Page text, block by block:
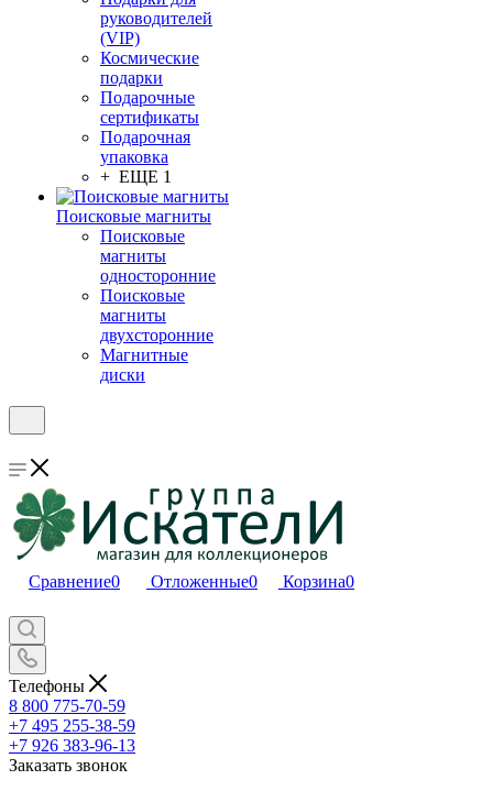
руководителей
(VIP)
Космические
подарки
Подарочные
сертификаты
Подарочная
упаковка
+ ЕЩЕ 1
Поисковые магниты
Поисковые
магниты
односторонние
Поисковые
магниты
двухсторонние
Магнитные
диски
Сравнение0 Отложенные0 Корзина0
Телефоны
8 800 775-70-59
+7 495 255-38-59
+7 926 383-96-13
Заказать звонок